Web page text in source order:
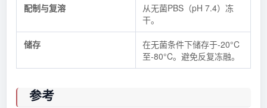
配制与复溶
从无菌PBS（pH 7.4）冻
干。
储存
在无菌条件下储存于-20°C
至-80°C。避免反复冻融。
参考